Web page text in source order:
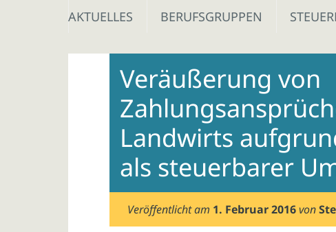
Skip
AKTUELLES BERUFSGRUPPEN
Veräußerung von
Landwirts
als steuerbarer
Veröffentlicht am 1. Februar 2016 von